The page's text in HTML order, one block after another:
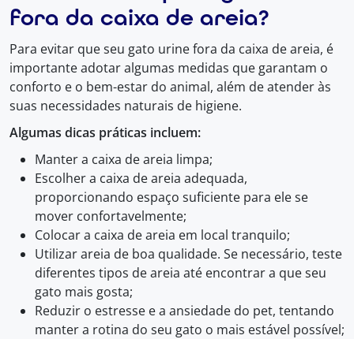
fora da caixa de areia?
Para evitar que seu gato urine fora da caixa de areia, é
importante adotar algumas medidas que garantam o
conforto e o bem-estar do animal, além de atender às
suas necessidades naturais de higiene.
Algumas dicas práticas incluem:
Manter a caixa de areia limpa;
Escolher a caixa de areia adequada,
proporcionando espaço suficiente para ele se
mover confortavelmente;
Colocar a caixa de areia em local tranquilo;
Utilizar areia de boa qualidade. Se necessário, teste
diferentes tipos de areia até encontrar a que seu
gato mais gosta;
Reduzir o estresse e a ansiedade do pet, tentando
manter a rotina do seu gato o mais estável possível;